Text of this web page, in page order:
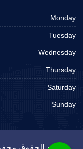
Monday
Tuesday
Wednesday
Thursday
Saturday
Sunday